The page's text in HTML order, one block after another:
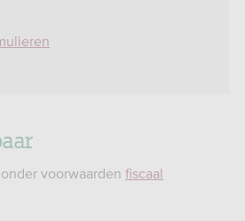
voorwaarden fiscaal